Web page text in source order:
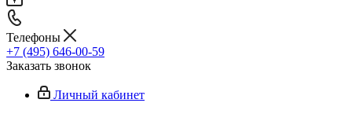
Телефоны
+7 (495) 646-00-59
Заказать звонок
Личный кабинет